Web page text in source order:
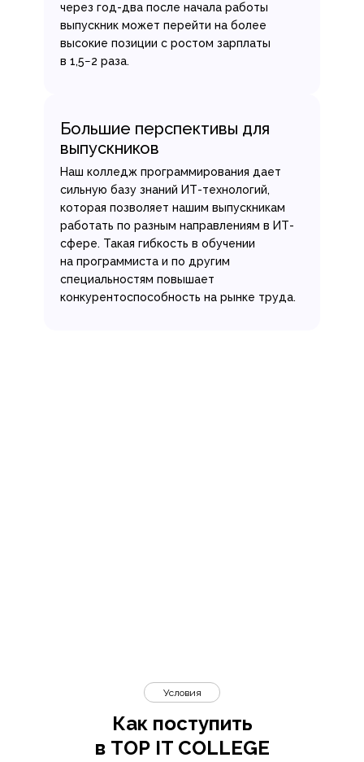
через год-два после начала работы
выпускник может перейти на более
высокие позиции с ростом зарплаты
в 1,5−2 раза.
Большие перспективы для
выпускников
Наш колледж программирования дает
сильную базу знаний ИТ-технологий,
которая позволяет нашим выпускникам
работать по разным направлениям в ИТ-
сфере. Такая гибкость в обучении
на программиста и по другим
специальностям повышает
конкурентоспособность на рынке труда.
Как поступить
в TOP IT COLLEGE
Условия